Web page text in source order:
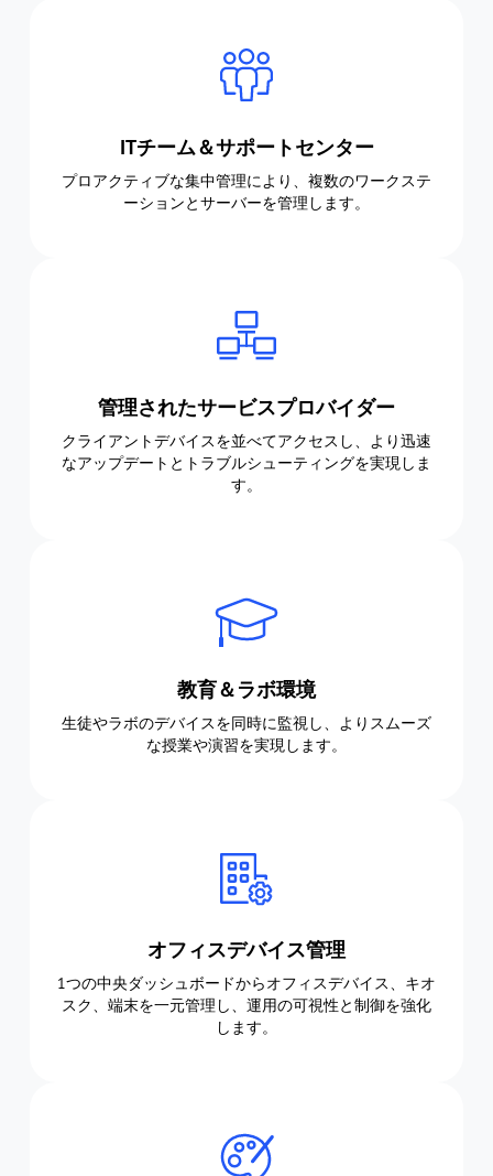
ITチーム＆サポートセンター
プロアクティブな集中管理により、複数のワークステ
ーションとサーバーを管理します。
管理されたサービスプロバイダー
クライアントデバイスを並べてアクセスし、より迅速
なアップデートとトラブルシューティングを実現しま
す。
教育＆ラボ環境
生徒やラボのデバイスを同時に監視し、よりスムーズ
な授業や演習を実現します。
オフィスデバイス管理
1つの中央ダッシュボードからオフィスデバイス、キオ
スク、端末を一元管理し、運用の可視性と制御を強化
します。